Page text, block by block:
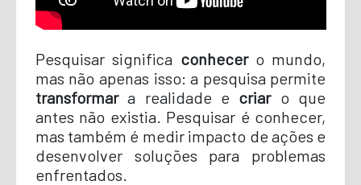
Pesquisar significa conhecero mundo,
mas não apenas isso: a pesquisa permite
transformara realidade e criaro que
antes não existia. Pesquisar é conhecer,
mas também é medir impacto de ações e
desenvolver soluções para problemas
enfrentados.